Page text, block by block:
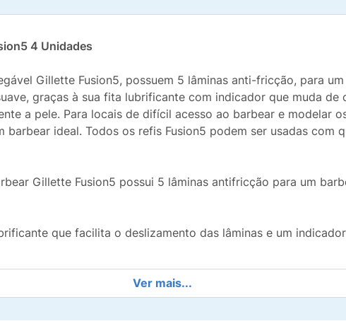
4 Unidades
Gillette Fusion5, possuem 5 lâminas anti-fricção, para
graças à sua fita lubrificante com indicador que muda
a pele. Para locais de difícil acesso ao barbear e modelar
ideal. Todos os refis Fusion5 podem ser usadas com
Gillette Fusion5 possui 5 lâminas antifricção para um
que facilita o deslizamento das lâminas e um
flexível se adapta aos contornos do rosto durante todo o
possui uma lâmina traseira de precisão que permite
Ver mais...